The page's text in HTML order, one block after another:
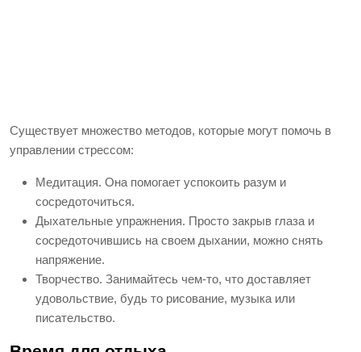
Существует множество методов, которые могут помочь в
управлении стрессом:
Медитация. Она помогает успокоить разум и
сосредоточиться.
Дыхательные упражнения. Просто закрыв глаза и
сосредоточившись на своем дыхании, можно снять
напряжение.
Творчество. Занимайтесь чем-то, что доставляет
удовольствие, будь то рисование, музыка или
писательство.